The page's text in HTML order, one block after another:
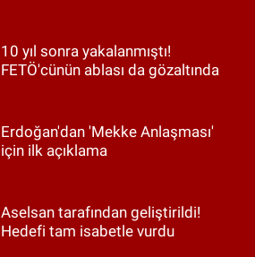
10 yıl sonra yakalanmıştı!
FETÖ'cünün ablası da gözaltında
Erdoğan'dan 'Mekke Anlaşması'
için ilk açıklama
Aselsan tarafından geliştirildi!
Hedefi tam isabetle vurdu